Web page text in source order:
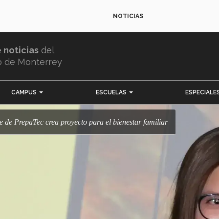
NOTICIAS
noticias del
de Monterrey
CAMPUS ESCUELAS
de PrepaTec crea proyecto para el bienestar familiar